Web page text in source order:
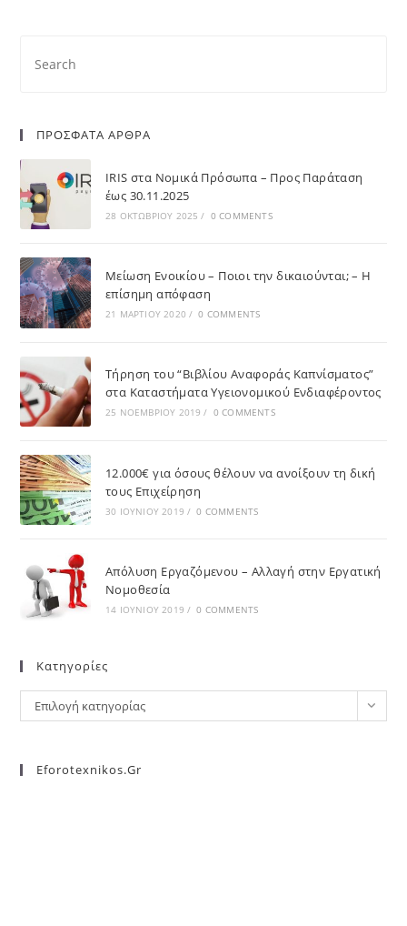
ΠΡΟΣΦΑΤΑ ΑΡΘΡΑ
IRIS στα Νομικά Πρόσωπα – Προς Παράταση
έως 30.11.2025
28 ΟΚΤΩΒΡΊΟΥ 2025 / 0 COMMENTS
Μείωση Ενοικίου – Ποιοι την δικαιούνται; – Η
επίσημη απόφαση
21 ΜΑΡΤΊΟΥ 2020 / 0 COMMENTS
Τήρηση του “Βιβλίου Αναφοράς Καπνίσματος”
στα Καταστήματα Υγειονομικού Ενδιαφέροντος
25 ΝΟΕΜΒΡΊΟΥ 2019 / 0 COMMENTS
12.000€ για όσους θέλουν να ανοίξουν τη δική
τους Επιχείρηση
30 ΙΟΥΝΊΟΥ 2019 / 0 COMMENTS
Απόλυση Εργαζόμενου – Αλλαγή στην Εργατική
Νομοθεσία
14 ΙΟΥΝΊΟΥ 2019 / 0 COMMENTS
Kατηγορίες
Επιλογή κατηγορίας
Eforotexnikos.gr